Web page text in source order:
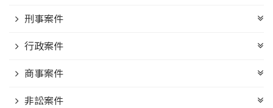
刑事案件
行政案件
商事案件
非訟案件